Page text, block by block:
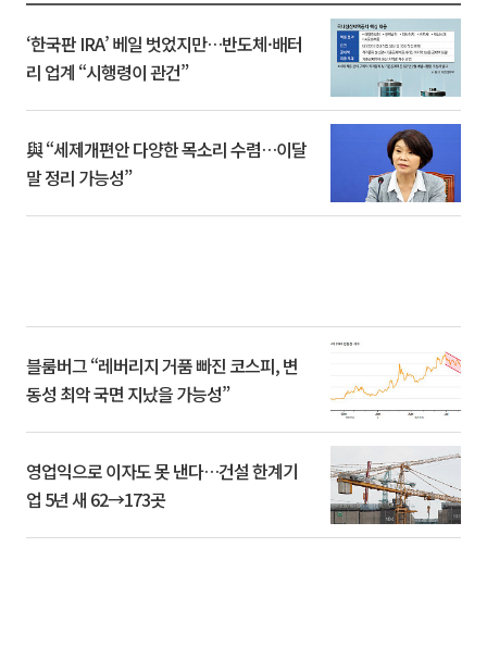
‘한국판 IRA’ 베일 벗었지만…반도체·배터
리 업계 “시행령이 관건”
與 “세제개편안 다양한 목소리 수렴…이달
말 정리 가능성”
블룸버그 “레버리지 거품 빠진 코스피, 변
동성 최악 국면 지났을 가능성”
영업익으로 이자도 못 낸다…건설 한계기
업 5년 새 62→173곳